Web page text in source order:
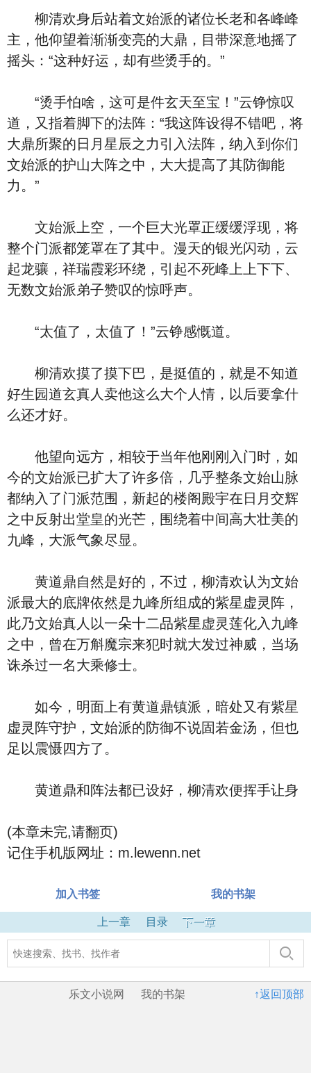
柳清欢身后站着文始派的诸位长老和各峰峰
主，他仰望着渐渐变亮的大鼎，目带深意地摇了
摇头：“这种好运，却有些烫手的。”
“烫手怕啥，这可是件玄天至宝！”云铮惊叹
道，又指着脚下的法阵：“我这阵设得不错吧，将
大鼎所聚的日月星辰之力引入法阵，纳入到你们
文始派的护山大阵之中，大大提高了其防御能
力。”
文始派上空，一个巨大光罩正缓缓浮现，将
整个门派都笼罩在了其中。漫天的银光闪动，云
起龙骧，祥瑞霞彩环绕，引起不死峰上上下下、
无数文始派弟子赞叹的惊呼声。
“太值了，太值了！”云铮感慨道。
柳清欢摸了摸下巴，是挺值的，就是不知道
好生园道玄真人卖他这么大个人情，以后要拿什
么还才好。
他望向远方，相较于当年他刚刚入门时，如
今的文始派已扩大了许多倍，几乎整条文始山脉
都纳入了门派范围，新起的楼阁殿宇在日月交辉
之中反射出堂皇的光芒，围绕着中间高大壮美的
九峰，大派气象尽显。
黄道鼎自然是好的，不过，柳清欢认为文始
派最大的底牌依然是九峰所组成的紫星虚灵阵，
此乃文始真人以一朵十二品紫星虚灵莲化入九峰
之中，曾在万斛魔宗来犯时就大发过神威，当场
诛杀过一名大乘修士。
如今，明面上有黄道鼎镇派，暗处又有紫星
虚灵阵守护，文始派的防御不说固若金汤，但也
足以震慑四方了。
黄道鼎和阵法都已设好，柳清欢便挥手让身
(本章未完,请翻页)
记住手机版网址：m.lewenn.net
加入书签 我的书架
上一章 目录 下一章
↑返回顶部
乐文小说网 我的书架